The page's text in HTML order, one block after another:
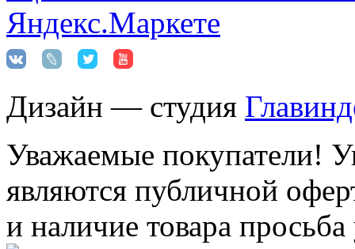
Дизайн — студия
Уважаемые покупатели!
являются публичной
и наличие товара